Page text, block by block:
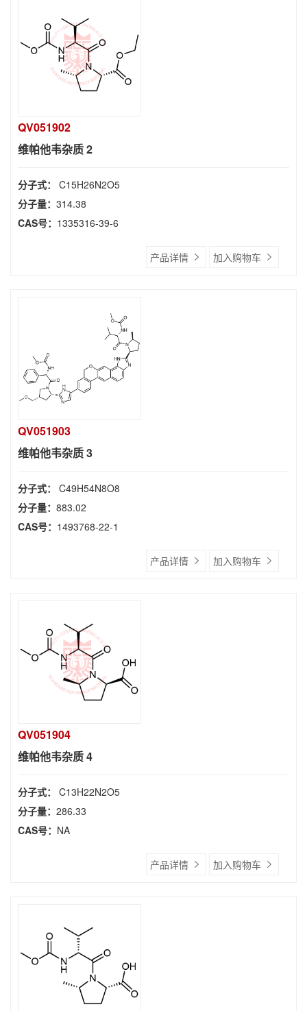
QV051902
维帕他韦杂质 2
分子式： C15H26N2O5
分子量： 314.38
CAS号： 1335316-39-6
产品详情 加入购物车
QV051903
维帕他韦杂质 3
分子式： C49H54N8O8
分子量： 883.02
CAS号： 1493768-22-1
产品详情 加入购物车
QV051904
维帕他韦杂质 4
分子式： C13H22N2O5
分子量： 286.33
CAS号： NA
产品详情 加入购物车